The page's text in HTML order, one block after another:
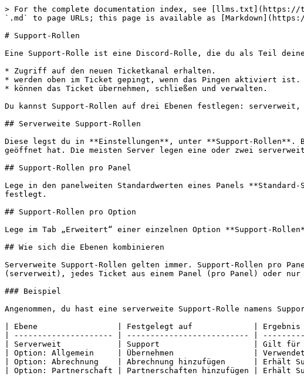
> For the complete documentation index, see [llms.txt](https://
`.md` to page URLs; this page is available as
# Support-Rollen
Eine Support-Rolle ist eine Discord-Rolle, die du als Teil
* Zugriff auf den neuen Ticketkanal erhalten.
* werden oben im Ticket gepingt, wenn das Pingen aktiviert ist.
* können das Ticket übernehmen, schließen und verwalten.
Du kannst Support-Rollen auf drei Ebenen festlegen: serverweit,
## Serverweite Support-Rollen
Diese legst du in **Einstellungen**, unter **Support-Rollen**.
geöffnet hat. Die meisten Server legen eine oder zwei
## Support-Rollen pro Panel
Lege in den panelweiten Standardwerten eines Panels
festlegt.
## Support-Rollen pro Option
Lege im Tab „Erweitert“ einer einzelnen Option **Support-
## Wie sich die Ebenen kombinieren
Serverweite Support-Rollen gelten immer. Support-Rollen pro
(serverweit), jedes Ticket aus einem Panel (pro Panel) oder
### Beispiel
Angenommen, du hast eine serverweite Support-Rolle namens
| Ebene                 | Festgelegt auf             |
| --------------------- | -------------------------- |
| Serverweit            | Support                    | Gilt für
| Option: Allgemein     | Übernehmen                 |
| Option: Abrechnung    | Abrechnung hinzufügen      | Erhält
| Option: Partnerschaft | Partnerschaften hinzufügen | Erhält